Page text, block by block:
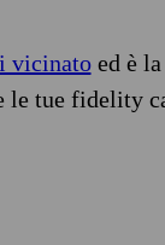
vicinatoed è la
tue fidelity